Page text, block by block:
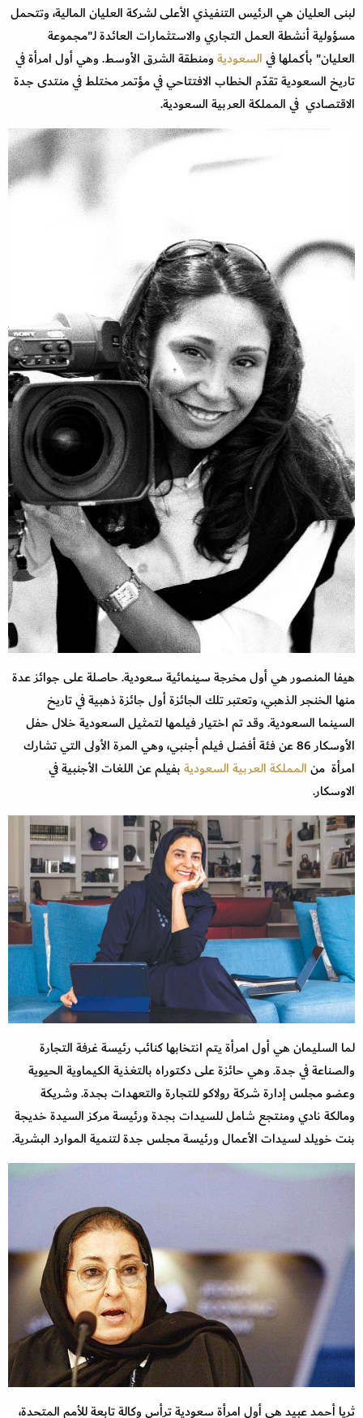
لبنى العليان هي الرئيس التنفيذي الأعلى لشركة العليان المالية، وتتحمل
مسؤولية أنشطة العمل التجاري والاستثمارات العائدة لـ"مجموعة
العليان" بأكملها فيالسعوديةومنطقة الشرق الأوسط. وهي أول امرأة في
تاريخ السعودية تقدّم الخطاب الافتتاحي في مؤتمر مختلط في منتدى جدة
الاقتصادي في المملكة العربية السعودية.
هيفا المنصور هي أول مخرجة سينمائية سعودية. حاصلة على جوائز عدة
منها الخنجر الذهبي، وتعتبر تلك الجائزة أول جائزة ذهبية في تاريخ
السينما السعودية. وقد تم اختيار فيلمها لتمثيل السعودية خلال حفل
الأوسكار 86 عن فئة أفضل فيلم أجنبي، وهي المرة الأولى التي تشارك
امرأة منالمملكة العربية السعوديةبفيلم عن اللغات الأجنبية في
الاوسكار.
لما السليمان هي أول امرأة يتم انتخابها كنائب رئيسة غرفة التجارة
والصناعة في جدة. وهي حائزة على دكتوراه بالتغذية الكيماوية الحيوية
وعضو مجلس إدارة شركة رولاكو للتجارة والتعهدات بجدة. وشريكة
ومالكة نادي ومنتجع شامل للسيدات بجدة ورئيسة مركز السيدة خديجة
بنت خويلد لسيدات الأعمال ورئيسة مجلس جدة لتنمية الموارد البشرية.
ثريا أحمد عبيد هي أول امرأة سعودية ترأس وكالة تابعة للأمم المتحدة،